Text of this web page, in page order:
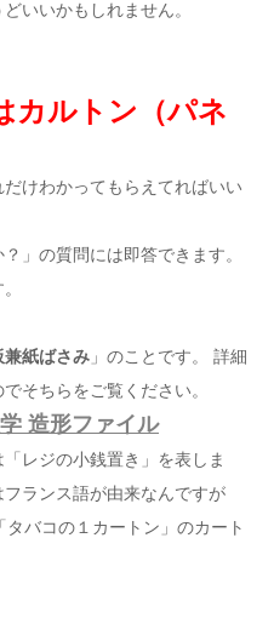
いいかもしれません。
カルトン（パネ
けわかってもらえてればいい
」の質問には即答できます。
兼紙ばさみ 」のことです。 詳細
そちらをご覧ください。
造形ファイル
レジの小銭置き」を表しま
ランス語が由来なんですが
バコの１カートン」のカート